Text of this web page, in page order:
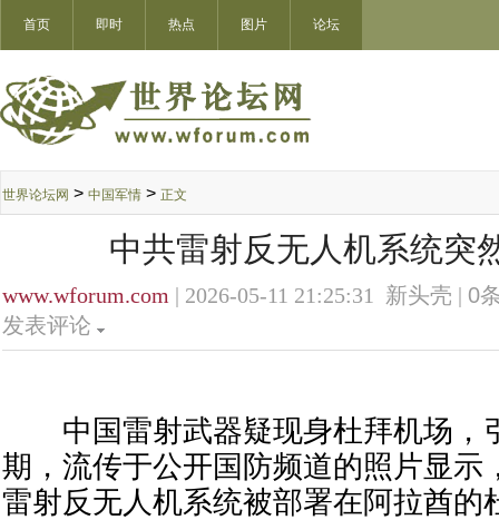
首页 即时 热点 图片 论坛
世界论坛网 > 中国军情 > 正文
中共雷射反无人机系统突
www.wforum.com | 2026-05-11 21:25:31 新头壳 | 0
发表评论
中国雷射武器疑现身杜拜机场，
期，流传于公开国防频道的照片显示
雷射反无人机系统被部署在阿拉酋的